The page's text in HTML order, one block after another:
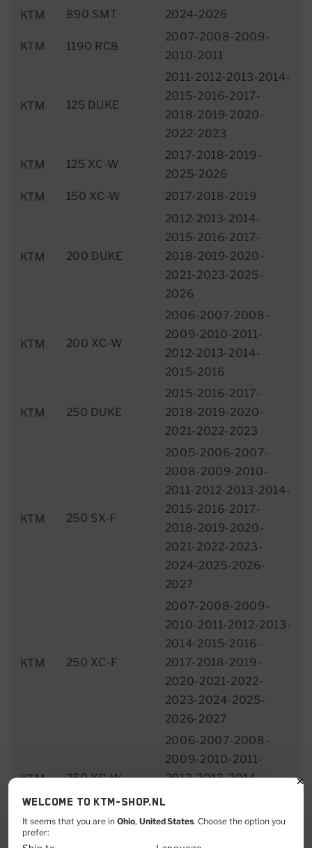
KTM
890 SMT 2024-2026
KTM 1190 RC8
2007-2008-2009-
2010-2011
KTM 125 DUKE
2011-2012-2013-2014-
2015-2016-2017-
2018-2019-2020-
2022-2023
KTM 125 XC-W
2017-2018-2019-
2025-2026
KTM
150 XC-W 2017-2018-2019
KTM 200 DUKE
2012-2013-2014-
2015-2016-2017-
2018-2019-2020-
2021-2023-2025-
2026
KTM 200 XC-W
2006-2007-2008-
2009-2010-2011-
2012-2013-2014-
2015-2016
KTM 250 DUKE
2015-2016-2017-
2018-2019-2020-
2021-2022-2023
KTM 250 SX-F
2005-2006-2007-
2008-2009-2010-
2011-2012-2013-2014-
2015-2016-2017-
2018-2019-2020-
2021-2022-2023-
2024-2025-2026-
2027
KTM 250 XC-F
2007-2008-2009-
2010-2011-2012-2013-
2014-2015-2016-
2017-2018-2019-
2020-2021-2022-
2023-2024-2025-
2026-2027
KTM 250 XC-W
2006-2007-2008-
2009-2010-2011-
2012-2013-2014-
2018-2019
Welcome to KTM-shop.nl
It seems that you are in Ohio, United States. Choose the option you
prefer: